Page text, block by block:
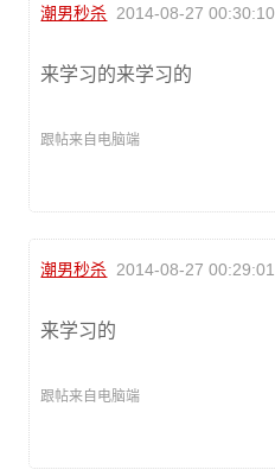
潮男秒杀 2014-08-27 00:30:10
来学习的来学习的
跟帖来自电脑端
潮男秒杀 2014-08-27 00:29:01
来学习的
跟帖来自电脑端